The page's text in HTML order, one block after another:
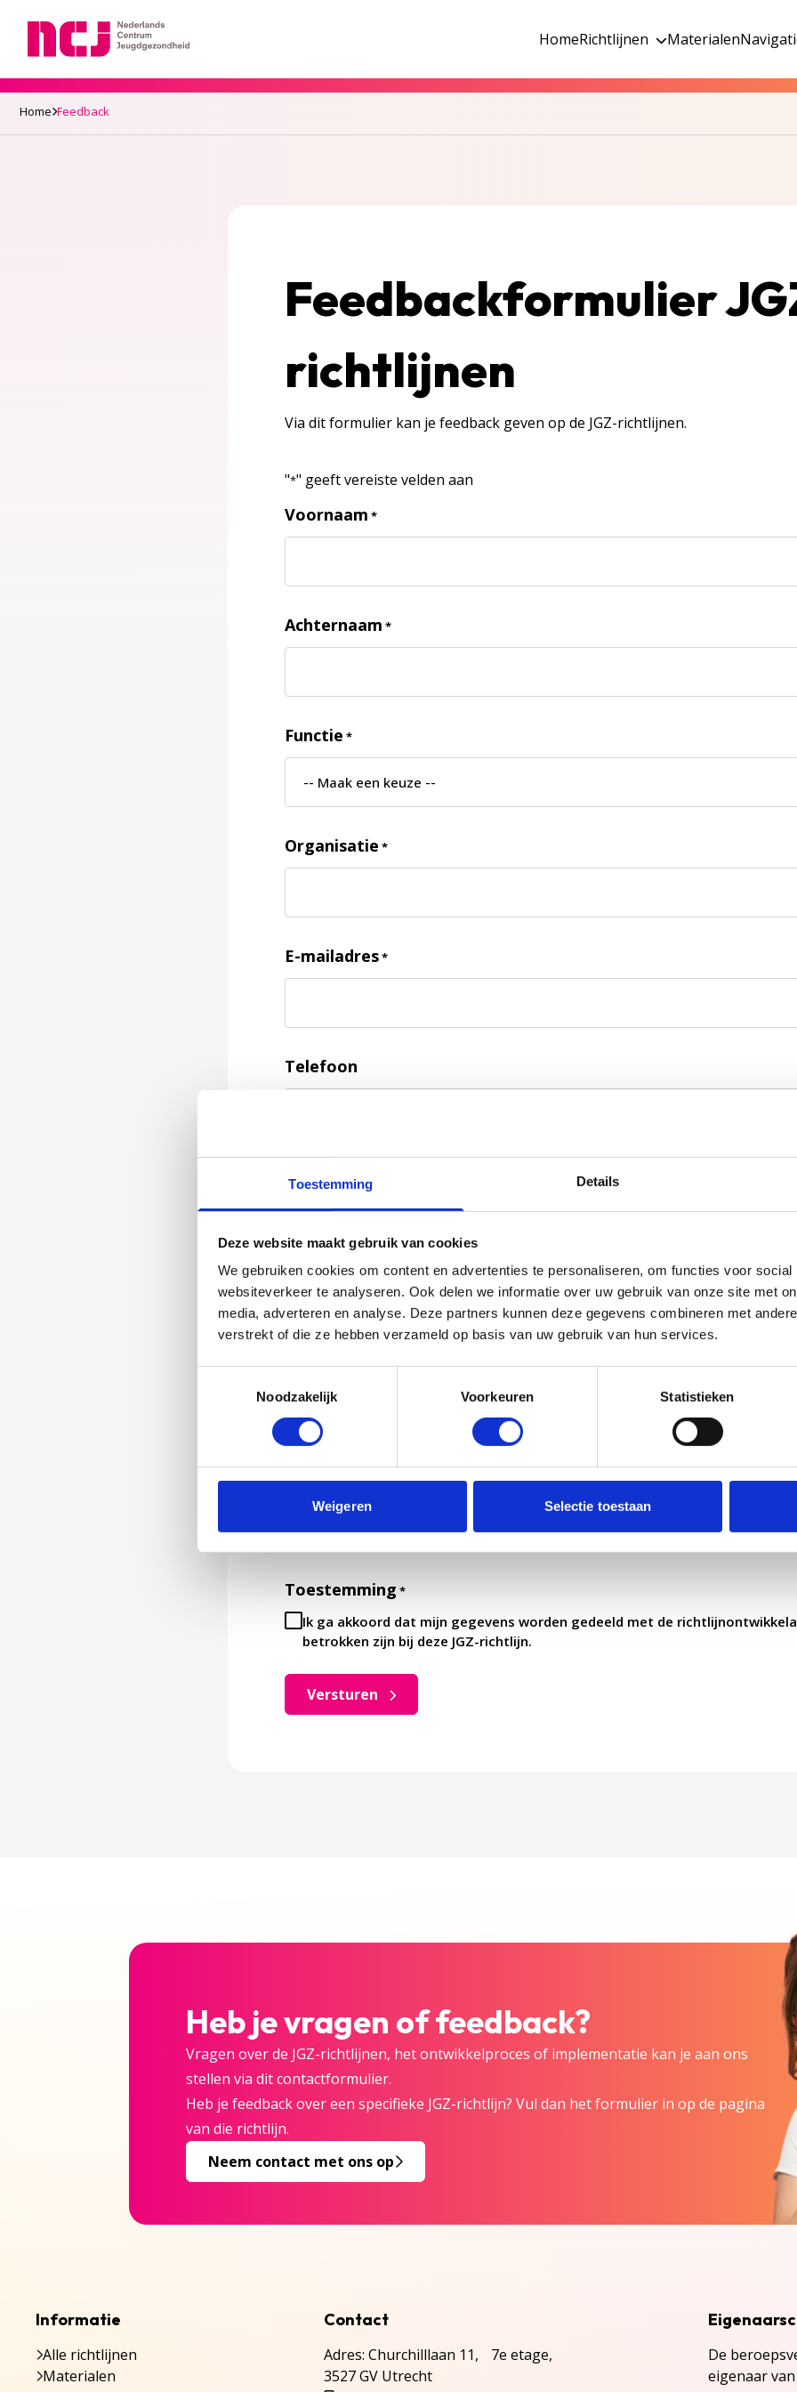
Toestemming Details
Deze website maakt gebruik van cookies
We gebruiken cookies om content en advertenties te personaliseren, om functies voor
websiteverkeer te analyseren. Ook delen we informatie over uw gebruik van onze site met
media, adverteren en analyse. Deze partners kunnen deze gegevens combineren met
verstrekt of die ze hebben verzameld op basis van uw gebruik van hun services.
Noodzakelijk
Voorkeuren Statistieken
Weigeren Selectie toestaan
HomeRichtlijnen Materialen
Home Feedback
Feedbackformulier
richtlijnen
Via dit formulier kan je feedback geven op de JGZ-richtlijnen.
"*" geeft vereiste velden aan
Voornaam *
Achternaam *
Functie *
Organisatie *
E-mailadres*
Telefoon
Feedback*
Jouw feedback wordt verwerkt door de adviseurs van het team richtlijnen
Toestemming *
Ik ga akkoord dat mijn gegevens worden gedeeld met de
betrokken zijn bij deze JGZ-richtlijn.
Versturen
Heb je vragen of feedback?
Vragen over de JGZ-richtlijnen, het ontwikkelproces of implementatie kan je aan ons
stellen via dit contactformulier.
Heb je feedback over een specifieke JGZ-richtlijn? Vul dan het formulier in op de pagina
van die richtlijn.
Neem contact met ons op
Informatie
Alle richtlijnen
Materialen
Contact
Adres: Churchilllaan 11, 7e etage,
3527 GV Utrecht
De
eigenaar